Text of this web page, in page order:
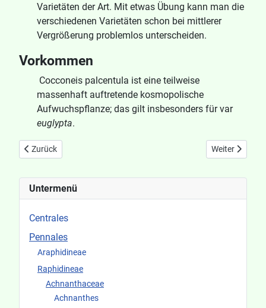
Untermenü
Centrales
Pennales
Araphidineae
Raphidineae
Achnanthaceae
Achnanthes
Varietäten der Art. Mit etwas Übung kann man die
verschiedenen Varietäten schon bei mittlerer
Vergrößerung problemlos unterscheiden.
Vorkommen
Cocconeis palcentula ist eine teilweise
massenhaft auftretende kosmopolische
Aufwuchspflanze; das gilt insbesonders für var
euglypta.
Vorheriger Beitrag: Cocconeis pediculus
Zurück Nächster
Weiter